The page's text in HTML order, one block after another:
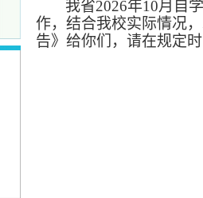
我省2026年10月自
作，结合我校实际情况
告》给你们，请在规定